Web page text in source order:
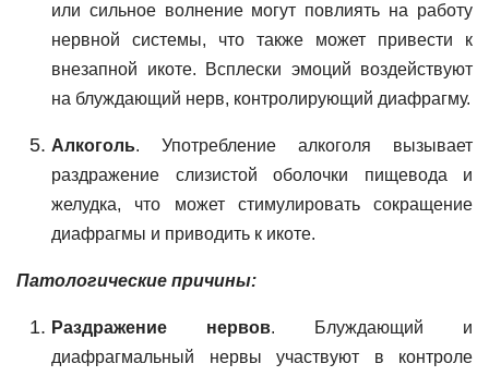
или сильное волнение могут повлиять на работу
нервной системы, что также может привести к
внезапной икоте. Всплески эмоций воздействуют
на блуждающий нерв, контролирующий диафрагму.
Алкоголь. Употребление алкоголя вызывает
раздражение слизистой оболочки пищевода и
желудка, что может стимулировать сокращение
диафрагмы и приводить к икоте.
Патологические причины:
Раздражение нервов. Блуждающий и
диафрагмальный нервы участвуют в контроле